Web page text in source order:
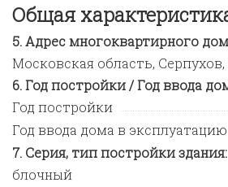
Общая
Адрес многоквартирного
Московская область, Серпухов,
Год постройки / Год ввода
Год постройки
Год ввода дома в эксплуатацию
Серия, тип постройки здания:
блочный